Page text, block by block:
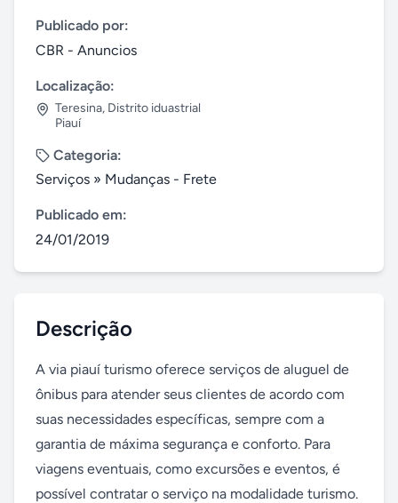
Publicado por:
CBR - Anuncios
Localização:
Teresina, Distrito iduastrial
Piauí
Categoria:
Serviços » Mudanças - Frete
Publicado em:
24/01/2019
Descrição
A via piauí turismo oferece serviços de aluguel de
ônibus para atender seus clientes de acordo com
suas necessidades específicas, sempre com a
garantia de máxima segurança e conforto. Para
viagens eventuais, como excursões e eventos, é
possível contratar o serviço na modalidade turismo.